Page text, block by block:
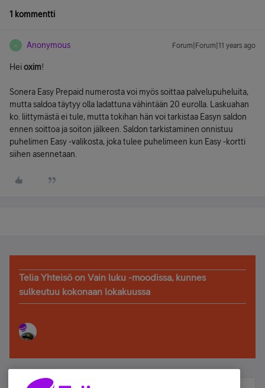
1 kommentti
A Anonymous Forum|Forum|11 years ago
Heioxim!
Sonera Easy Prepaid numerosta voi myös soittaa palvelupuheluita,
mutta saldoa täytyy olla ladattuna vähintään 20 eurolla. Laskuahan
ko. liittymästä ei tule, mutta tokihan hän voi tarkistaa Easyn saldon
ennen soittoa ja soiton jälkeen. Saldon tarkistaminen onnistuu
puhelimen Easy -valikosta, joka tulee puhelimeen kun Easy -kortti
siihen asennetaan.
Telia Yhteisö on Vain luku -moodissa, kunnes
sulkeutuu kokonaan lokakuussa